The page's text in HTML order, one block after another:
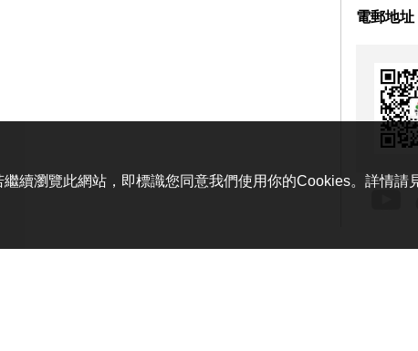
電郵地址
續瀏覽此網站，即標識您同意我們使用你的Cookies。詳情請